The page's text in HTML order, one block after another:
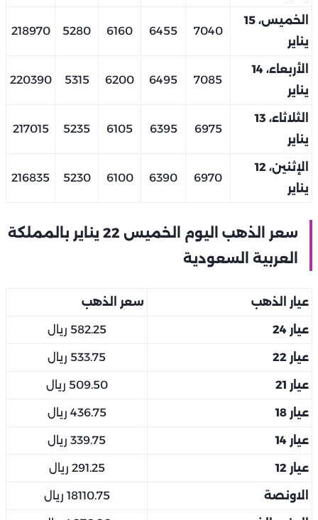
الخميس، 15
يناير
7040
6455
6160
5280
218970
الأربعاء، 14
يناير
7085
6495
6200
5315
220390
الثلاثاء، 13
يناير
6975
6395
6105
5235
217015
الإثنين، 12
يناير
6970
6390
6100
5230
216835
سعر الذهب اليوم الخميس 22 يناير بالمملكة
العربية السعودية
عيار الذهب سعر الذهب
عيار 24 582.25 ريال
عيار 22 533.75 ريال
عيار 21 509.50 ريال
عيار 18 436.75 ريال
عيار 14 339.75 ريال
عيار 12 291.25 ريال
الاونصة 18110.75 ريال